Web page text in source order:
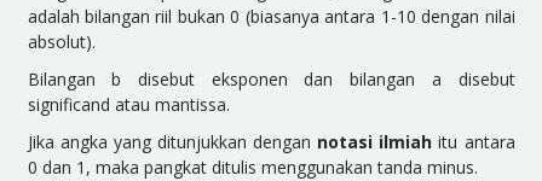
adalah bilangan riil bukan 0 (biasanya antara 1-10 dengan nilai
absolut).
Bilangan b disebut eksponen dan bilangan a disebut
significand atau mantissa.
Jika angka yang ditunjukkan dengan notasi ilmiah itu antara
0 dan 1, maka pangkat ditulis menggunakan tanda minus.